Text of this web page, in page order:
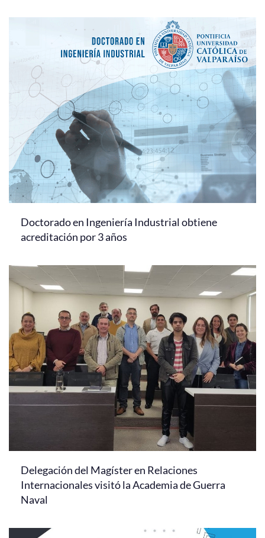
Doctorado en Ingeniería Industrial obtiene
acreditación por 3 años
Delegación del Magíster en Relaciones
Internacionales visitó la Academia de Guerra
Naval